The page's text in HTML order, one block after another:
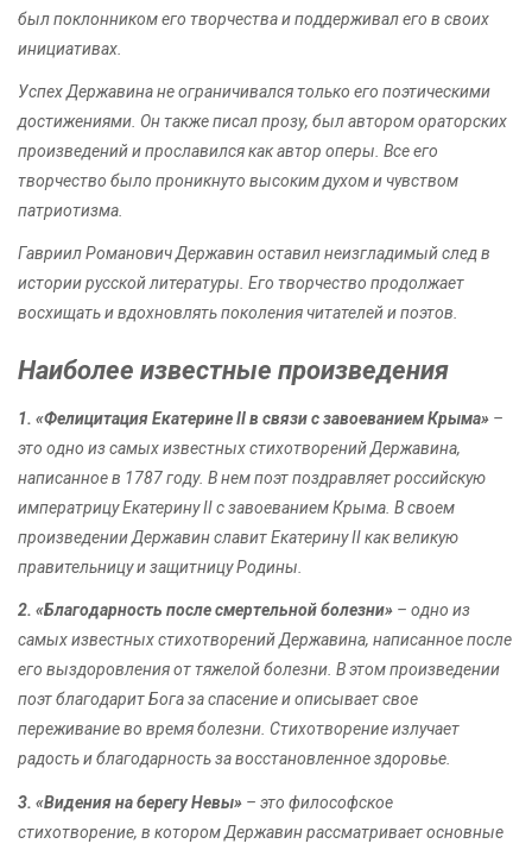
был поклонником его творчества и поддерживал его в своих
инициативах.
Успех Державина не ограничивался только его поэтическими
достижениями. Он также писал прозу, был автором ораторских
произведений и прославился как автор оперы. Все его
творчество было проникнуто высоким духом и чувством
патриотизма.
Гавриил Романович Державин оставил неизгладимый след в
истории русской литературы. Его творчество продолжает
восхищать и вдохновлять поколения читателей и поэтов.
Наиболее известные произведения
1. «Фелицитация Екатерине II в связи с завоеванием Крыма» –
это одно из самых известных стихотворений Державина,
написанное в 1787 году. В нем поэт поздравляет российскую
императрицу Екатерину II с завоеванием Крыма. В своем
произведении Державин славит Екатерину II как великую
правительницу и защитницу Родины.
2. «Благодарность после смертельной болезни» – одно из
самых известных стихотворений Державина, написанное после
его выздоровления от тяжелой болезни. В этом произведении
поэт благодарит Бога за спасение и описывает свое
переживание во время болезни. Стихотворение излучает
радость и благодарность за восстановленное здоровье.
3. «Видения на берегу Невы» – это философское
стихотворение, в котором Державин рассматривает основные